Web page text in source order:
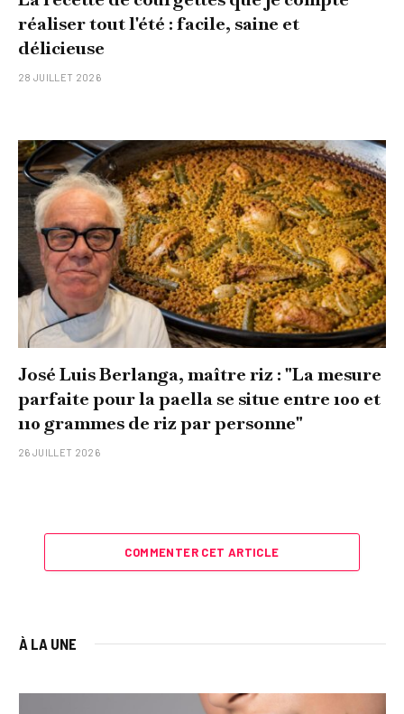
réaliser tout l'été : facile, saine et
délicieuse
28 JUILLET 2026
José Luis Berlanga, maître riz : "La mesure
parfaite pour la paella se situe entre 100 et
110 grammes de riz par personne"
26 JUILLET 2026
COMMENTER CET ARTICLE
À LA UNE